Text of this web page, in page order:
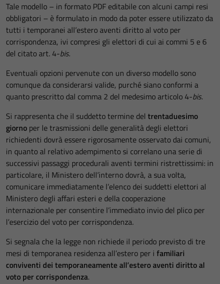
Tale modello – in formato PDF editabile con alcuni campi resi
obbligatori – è formulato in modo da poter essere utilizzato da
tutti i temporanei all’estero aventi diritto al voto per
corrispondenza, ivi compresi gli elettori di cui ai commi 5 e 6
del citato art. 4-bis.
Eventuali opzioni pervenute con un diverso modello sono
comunque da considerarsi valide, purché siano conformi a
quanto prescritto dal comma 2 del medesimo articolo 4-bis.
Si rappresenta che il suddetto termine del trentaduesimo
giorno per le trasmissioni delle generalità degli elettori
richiedenti dovrà essere rigorosamente osservato dai comuni,
in quanto al relativo adempimento si correlano una serie di
successivi passaggi procedurali aventi termini ristrettissimi: in
particolare, il Ministero dell’interno dovrà, a sua volta,
comunicare immediatamente l’elenco dei suddetti elettori al
Ministero degli affari esteri e della cooperazione
internazionale per consentire l’immediato invio del plico per
l’esercizio del voto per corrispondenza.
Si segnala che la legge non richiede il periodo previsto di tre
mesi di temporanea residenza all’estero per i familiari
conviventi dei temporaneamente all’estero aventi diritto al
voto per corrispondenza.